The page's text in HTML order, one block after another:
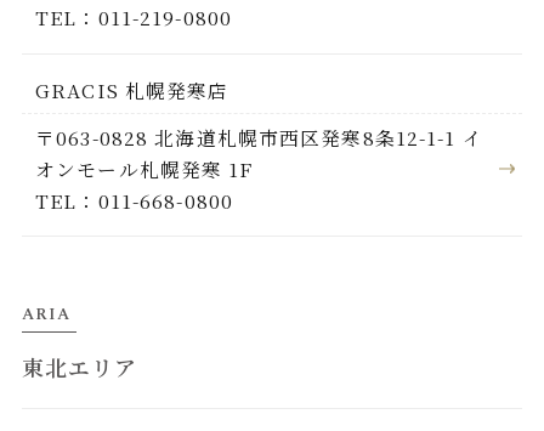
TEL：011-219-0800
GRACIS 札幌発寒店
〒063-0828 北海道札幌市西区発寒8条12-1-1 イ
オンモール札幌発寒 1F
TEL：011-668-0800
ARIA
東北エリア